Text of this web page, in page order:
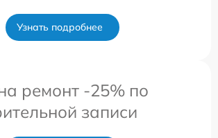
Узнать подробнее
ремонт -25% по
записи